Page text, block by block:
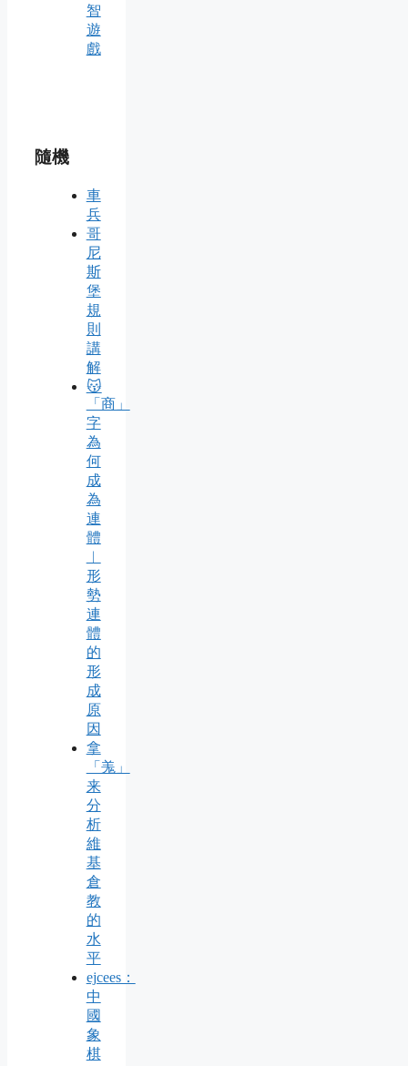
智
遊
戲
隨機
車
兵
哥
尼
斯
堡
規
則
講
解
😽
「商」
字
為
何
成
為
連
體
︱
形
勢
連
體
的
形
成
原
因
拿
「羗」
来
分
析
維
基
倉
教
的
水
平
ejcees：
中
國
象
棋